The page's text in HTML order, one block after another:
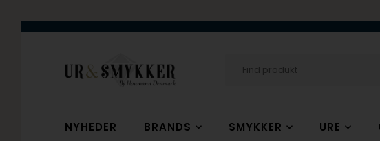
NYHEDER BRANDS SMYKKER URE